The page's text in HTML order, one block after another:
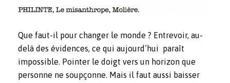
Que faut-il pour changer le monde ? Entrevoir, au-
delà des évidences, ce qui aujourd’hui paraît
impossible. Pointer le doigt vers un horizon que
personne ne soupçonne. Mais il faut aussi baisser